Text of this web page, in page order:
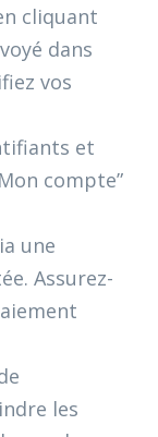
cliquant
dans
vos
et
compte”
une
Assurez-
les